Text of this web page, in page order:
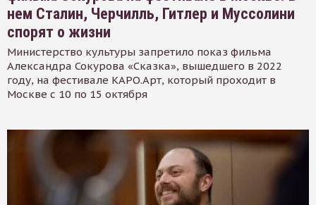
нем Сталин, Черчилль, Гитлер и Муссолини
спорят о жизни
Министерство культуры запретило показ фильма
Александра Сокурова «Сказка», вышедшего в 2022
году, на фестивале КАРО.Арт, который проходит в
Москве с 10 по 15 октября